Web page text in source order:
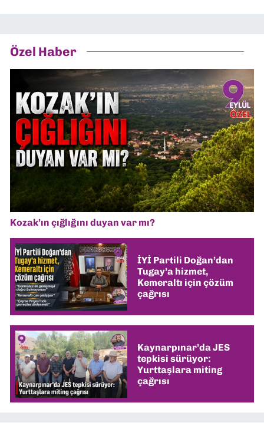
Özel Haber
Kozak’ın çığlığını duyan var mı?
İYİ Partili Doğan’dan
Tugay’a hizmet,
Kemeraltı için çözüm
çağrısı
Kaynarpınar’da JES
tepkisi sürüyor:
Yurttaşlara miting
çağrısı